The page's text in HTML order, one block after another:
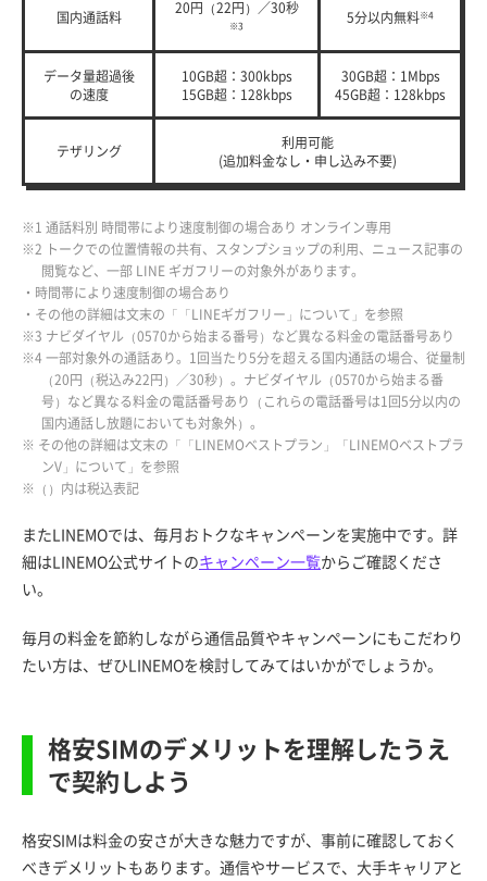
国内通話料
20円（22円）／30秒
※3 5分以内無料※4
データ量超過後
の速度
10GB超：300kbps
15GB超：128kbps
30GB超：1Mbps
45GB超：128kbps
テザリング
利用可能
(追加料金なし・申し込み不要)
※1 通話料別 時間帯により速度制御の場合あり オンライン専用
※2 トークでの位置情報の共有、スタンプショップの利用、ニュース記事の
閲覧など、一部 LINE ギガフリーの対象外があります。
・時間帯により速度制御の場合あり
・その他の詳細は文末の「「LINEギガフリー」について」を参照
※3 ナビダイヤル（0570から始まる番号）など異なる料金の電話番号あり
※4 一部対象外の通話あり。1回当たり5分を超える国内通話の場合、従量制
（20円（税込み22円）／30秒）。ナビダイヤル（0570から始まる番
号）など異なる料金の電話番号あり（これらの電話番号は1回5分以内の
国内通話し放題においても対象外）。
※ その他の詳細は文末の「「LINEMOベストプラン」「LINEMOベストプラ
ンV」について」を参照
※（）内は税込表記
またLINEMOでは、毎月おトクなキャンペーンを実施中です。詳
細はLINEMO公式サイトのキャンペーン一覧からご確認くださ
い。
毎月の料金を節約しながら通信品質やキャンペーンにもこだわり
たい方は、ぜひLINEMOを検討してみてはいかがでしょうか。
格安SIMのデメリットを理解したうえ
で契約しよう
格安SIMは料金の安さが大きな魅力ですが、事前に確認しておく
べきデメリットもあります。通信やサービスで、大手キャリアと